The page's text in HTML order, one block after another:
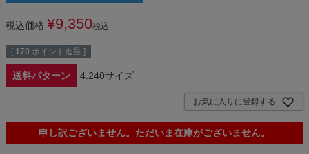
税込価格 ¥9,350税込
[ 170 ポイント進呈 ]
送料パターン 4.240サイズ
お気に入りに登録する
申し訳ございません。ただいま在庫がございません。